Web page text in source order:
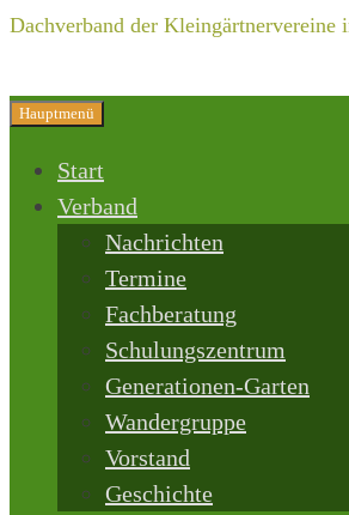
Dachverband der Kleingärtnervereine
Hauptmenü
Start
Verband
Nachrichten
Termine
Fachberatung
Schulungszentrum
Generationen-Garten
Wandergruppe
Vorstand
Geschichte